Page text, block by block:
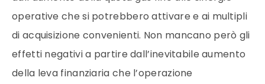
operative che si potrebbero attivare e ai multipli
di acquisizione convenienti. Non mancano però gli
effetti negativi a partire dall’inevitabile aumento
della leva finanziaria che l’operazione